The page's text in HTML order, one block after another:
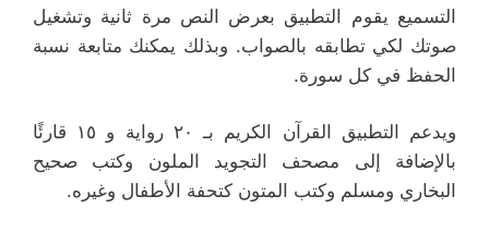
التسميع يقوم التطبيق بعرض النص مرة ثانية وتشغيل
صوتك لكي تطابقه بالصواب. وبذلك يمكنك متابعة نسبة
الحفظ في كل سورة.
ويدعم التطبيق القرآن الكريم بـ ٢٠ رواية و ١٥ قارئًا
بالإضافة إلى مصحف التجويد الملون وكتب صحيح
البخاري ومسلم وكتب المتون كتحفة الأطفال وغيره.